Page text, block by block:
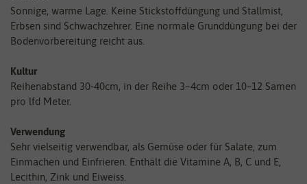
Sonnige, warme Lage. Keine Stickstoffdüngung und Stallmist,
Erbsen sind Schwachzehrer. Eine normale Grunddüngung bei der
Bodenvorbereitung reicht aus.
Kultur
Reihenabstand 30-40cm, in der Reihe 3–4cm oder 10–12 Samen
pro lfd Meter.
Verwendung
Sehr vielseitig verwendbar, als Gemüse oder für Salate, zum
Einmachen und Einfrieren. Enthält die Vitamine A, B, C und E,
Lecithin, Zink und Eiweiss.